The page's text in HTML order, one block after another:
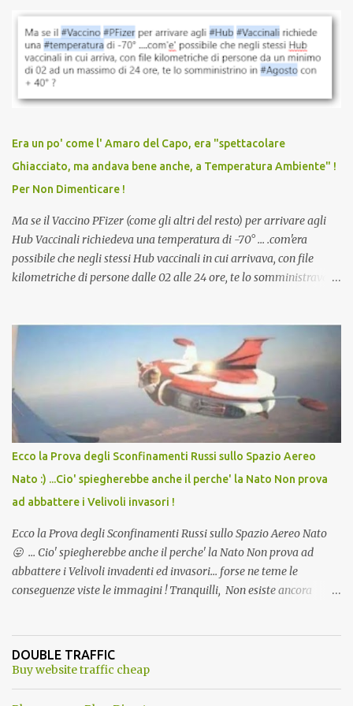
vaccinazione. Non avevamo mai sentito parlare di ricompense,
sconti, incentivi per vaccinarsi. Non avevamo mai visto
discriminazioni per coloro che non l’hanno fatto. Se non sei stato
vaccinato, nessuno aveva prima cercato di farti sentire una
persona cattiva. Non avevamo mai visto un vaccino che minacci le
vaccino usato per minacciare i mezzi di sussistenza, il lavoro o la
scuola. Non avevamo mai visto un vaccino che permettesse a un
dodicenne di ignorare il consenso dei genitori. Dopo tutti i vaccini
che abbiamo elencato sopra...
Era un po' come l' Amaro del Capo, era "spettacolare
Ghiacciato, ma andava bene anche, a Temperatura Ambiente" !
Per Non Dimenticare !
Ma se il Vaccino PFizer (come gli altri del resto) per arrivare agli
Hub Vaccinali richiedeva una temperatura di -70° ... .com'era
possibile che negli stessi Hub vaccinali in cui arrivava, con file
kilometriche di persone dalle 02 alle 24 ore, te lo somministravano
Vaccino come: l' Amaro del Capo, era "spettacolare Ghiacciato, ma
andava bene anche, a Temperatura Ambiente"! Riproponiamo
l'articolo per NON Dimenticare!
Ecco la Prova degli Sconfinamenti Russi sullo Spazio Aereo
Nato :) ...Cio' spiegherebbe anche il perche' la Nato Non prova
ad abbattere i Velivoli invasori !
Ecco la Prova degli Sconfinamenti Russi sullo Spazio Aereo Nato
😛 ... Cio' spiegherebbe anche il perche' la Nato Non prova ad
abbattere i Velivoli invadenti ed invasori... forse ne teme le
conseguenze viste le immagini ! Tranquilli, Non esiste ancora
ancora una fantasia Nato o forse una "False Flag", per provocare
una guerra mondiale che difficilmente da menti sane, potrebbe
DOUBLE TRAFFIC
Buy website traffic cheap